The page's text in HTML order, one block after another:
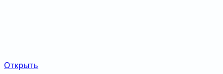
Открыть